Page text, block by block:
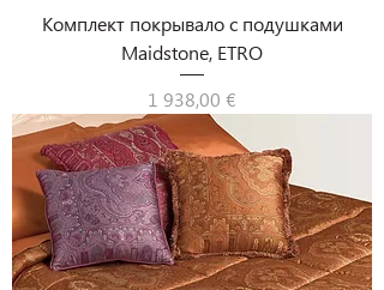
Комплект покрывало с подушками
Maidstone, ETRO
Цена
1 938,00 €